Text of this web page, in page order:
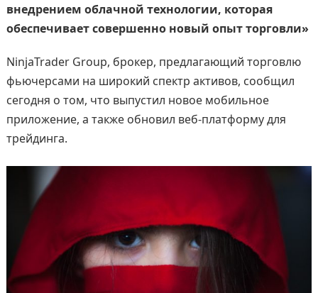
внедрением облачной технологии, которая
обеспечивает совершенно новый опыт торговли»
NinjaTrader Group, брокер, предлагающий торговлю
фьючерсами на широкий спектр активов, сообщил
сегодня о том, что выпустил новое мобильное
приложение, а также обновил веб-платформу для
трейдинга.